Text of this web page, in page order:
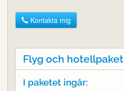
Kontakta mig
Flyg och hotellpaket
I paketet ingår: